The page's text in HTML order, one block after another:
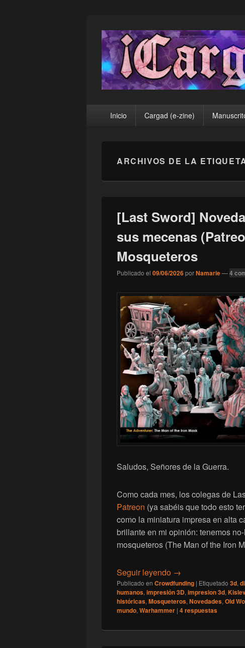
¡Cargad!
principalInicio Cargad (e-zine)
ARCHIVOS DE LA
[Last Sword]
sus mecenas
Mosqueteros
Publicado el 09/06/2026porNamarie—4
Saludos, Señores de la Guerra.
Como cada mes, los colegas de
Patreon (ya sabéis que todo esto
como la miniatura impresa en alta
brillante en mi opinión: tenemos
mosqueteros (The Man of the Iron
Seguir leyendo [Last Sword]
→
Publicado en Crowdfunding | Etiquetado 3d,
humanos, impresión 3D, impresion 3d,
históricas, Mosqueteros, Novedades, Old
mundo, Warhammer | 4respuestas